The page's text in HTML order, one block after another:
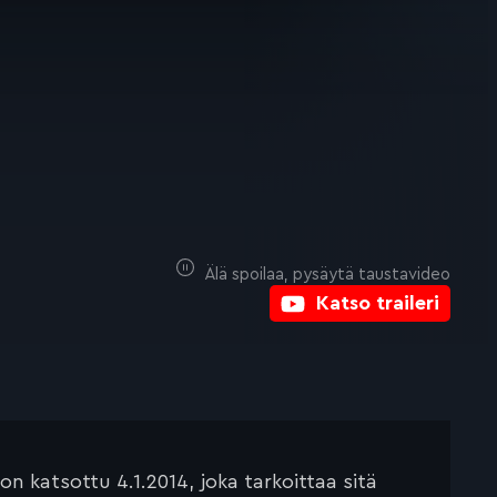
Katso traileri
Älä spoilaa, pysäytä taustavideo
katsottu 4.1.2014, joka tarkoittaa sitä